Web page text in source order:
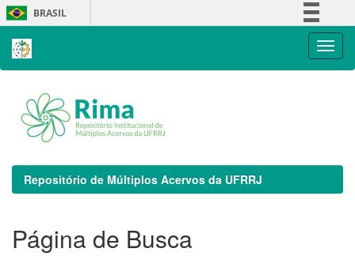
Skip
navigation
BRASIL
Repositório de Múltiplos Acervos da UFRRJ
Página de Busca